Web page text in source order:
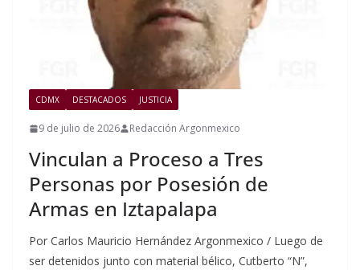
CDMX DESTACADOS JUSTICIA
9 de julio de 2026 Redacción Argonmexico
Vinculan a Proceso a Tres
Personas por Posesión de
Armas en Iztapalapa
Por Carlos Mauricio Hernández Argonmexico / Luego de
ser detenidos junto con material bélico, Cutberto “N”,